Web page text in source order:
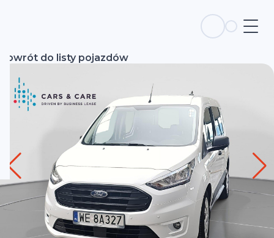
Powrót do listy pojazdów